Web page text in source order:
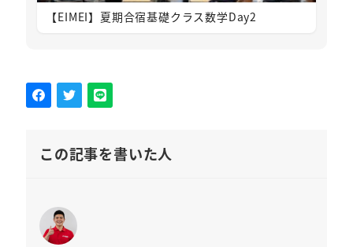
【EIMEI】夏期合宿基礎クラス数学Day2
この記事を書いた人